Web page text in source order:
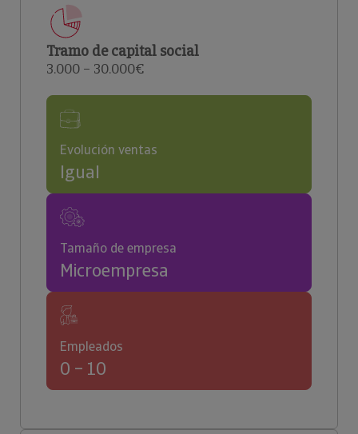
Tramo de capital social
3.000 – 30.000€
Evolución ventas
Igual
Tamaño de empresa
Microempresa
Empleados
0 – 10